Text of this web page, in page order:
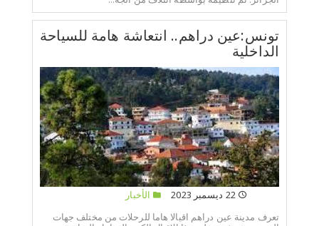
تونس:عين دراهم.. انتعاشة هامة للسياحة
الداخلية
22 ديسمبر 2023
الأخبار
تعرف مدينة عين دراهم اقبالا هاما للرحلات من مختلف جهات